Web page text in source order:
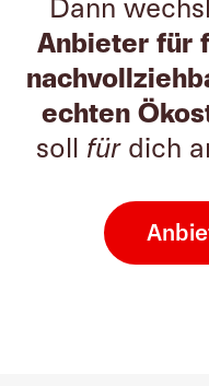
Dann
Anbieter für
echten
soll fürdich